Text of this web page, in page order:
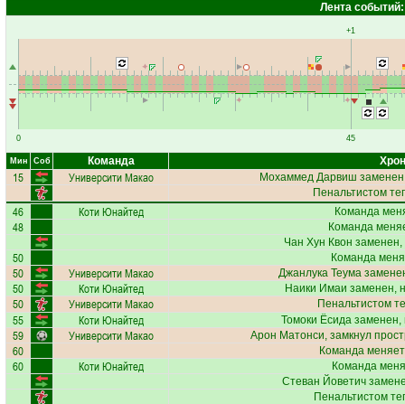
Лента событий:
0
+1
45
Мин Соб Команда
15 Университи Макао Мохаммед Дарвиш
Пенальтистом
46 Коти Юнайтед Команда
48
Команда
Чан Хун Квон
50 Команда
50 Университи Макао Джанлука Теума
50 Коти Юнайтед Наики Имаи заменен,
50 Университи Макао Пенальтистом
55 Коти Юнайтед Томоки Ёсида заменен,
59 Университи Макао Арон Матонси, замкнул
60 Команда
60 Коти Юнайтед
Команда
Стеван Йоветич
Пенальтистом